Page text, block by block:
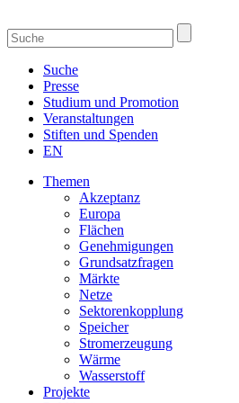
Suche
Presse
Studium und Promotion
Veranstaltungen
Stiften und Spenden
EN
Themen
Akzeptanz
Europa
Flächen
Genehmigungen
Grundsatzfragen
Märkte
Netze
Sektorenkopplung
Speicher
Stromerzeugung
Wärme
Wasserstoff
Projekte